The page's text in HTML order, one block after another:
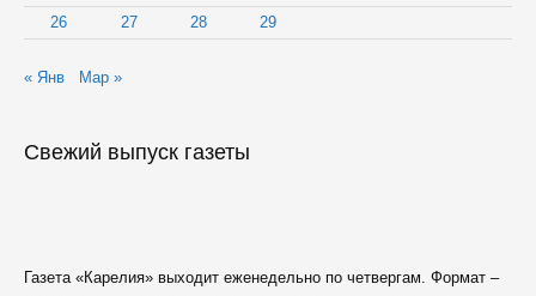
26
27 28 29
« Янв Мар »
Свежий выпуск газеты
Газета «Карелия» выходит еженедельно по четвергам. Формат –